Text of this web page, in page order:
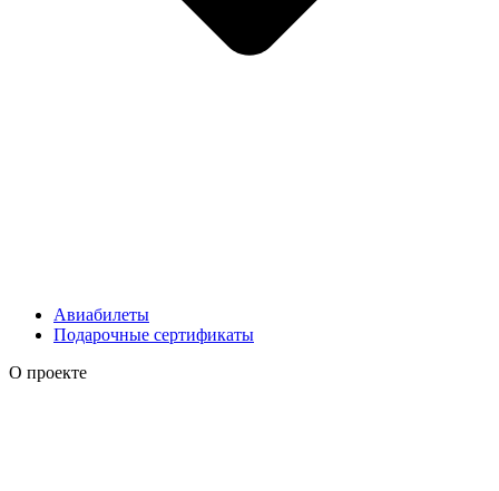
Авиабилеты
Подарочные сертификаты
О проекте